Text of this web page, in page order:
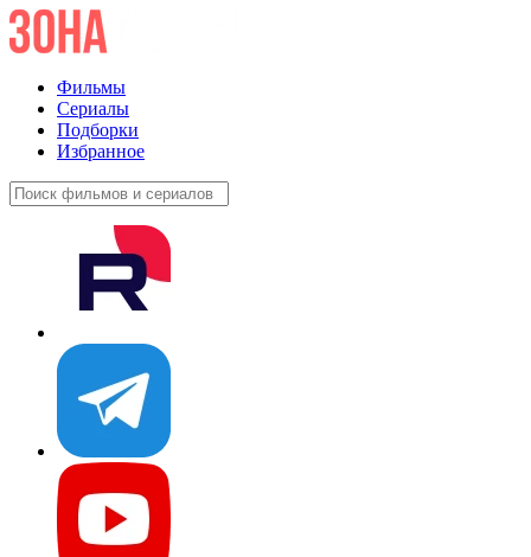
Фильмы
Сериалы
Подборки
Избранное